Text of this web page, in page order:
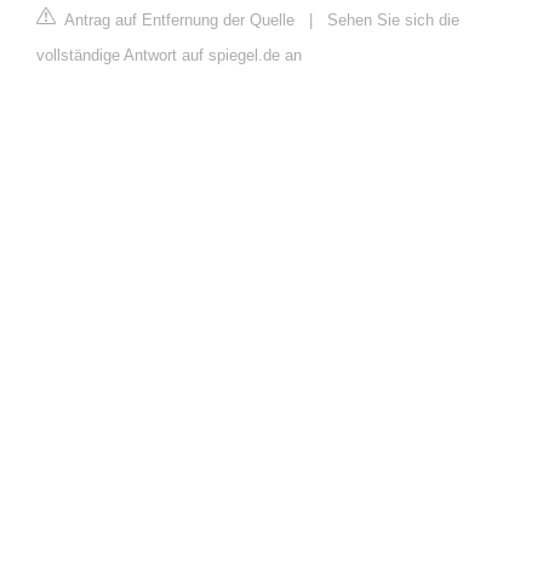
Antrag auf Entfernung der Quelle | Sehen Sie sich die
vollständige Antwort auf spiegel.de an